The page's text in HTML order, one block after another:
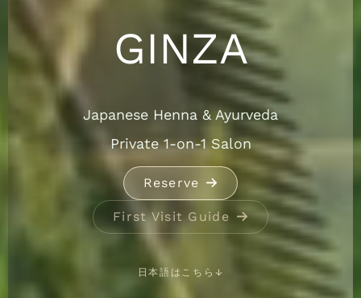
GINZA
Japanese Henna & Ayurveda
Private 1-on-1 Salon
Reserve
First Visit Guide
日本語はこちら↓